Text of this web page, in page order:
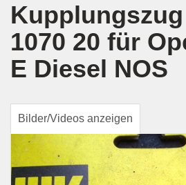
1070 20 für
E Diesel NOS
Bilder/Videos anzeigen